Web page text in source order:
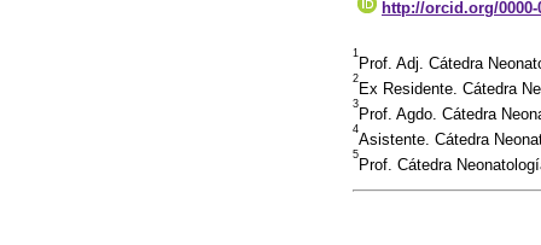
http://orcid.org/0000-
1
Prof. Adj. Cátedra
2
Ex Residente. Cátedra
3
Prof. Agdo. Cátedra
4
Asistente. Cátedra
5
Prof. Cátedra